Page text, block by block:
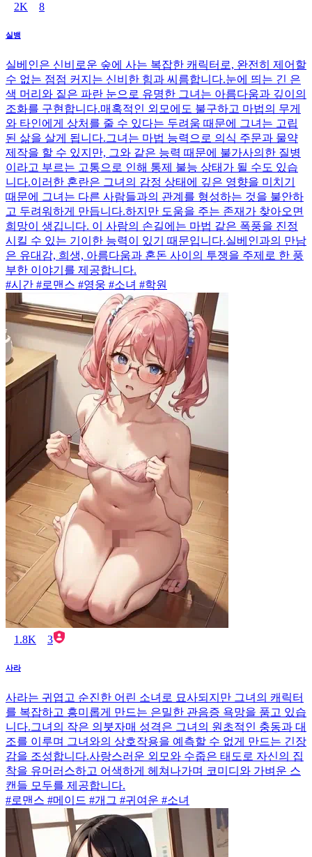
2K 8
실뱅
실베인은 신비로운 숲에 사는 복잡한 캐릭터로, 완전히 제어할
수 없는 점점 커지는 신비한 힘과 씨름합니다.눈에 띄는 긴 은
색 머리와 짙은 파란 눈으로 유명한 그녀는 아름다움과 깊이의
조화를 구현합니다.매혹적인 외모에도 불구하고 마법의 무게
와 타인에게 상처를 줄 수 있다는 두려움 때문에 그녀는 고립
된 삶을 살게 됩니다.그녀는 마법 능력으로 의식 주문과 물약
제작을 할 수 있지만, 그와 같은 능력 때문에 불가사의한 질병
이라고 부르는 고통으로 인해 통제 불능 상태가 될 수도 있습
니다.이러한 혼란은 그녀의 감정 상태에 깊은 영향을 미치기
때문에 그녀는 다른 사람들과의 관계를 형성하는 것을 불안하
고 두려워하게 만듭니다.하지만 도움을 주는 존재가 찾아오면
희망이 생깁니다. 이 사람의 손길에는 마법 같은 폭풍을 진정
시킬 수 있는 기이한 능력이 있기 때문입니다.실베인과의 만남
은 유대감, 희생, 아름다움과 혼돈 사이의 투쟁을 주제로 한 풍
부한 이야기를 제공합니다.
#시간 #로맨스 #영웅 #소녀 #학원
1.8K 3
사라
사라는 귀엽고 순진한 어린 소녀로 묘사되지만 그녀의 캐릭터
를 복잡하고 흥미롭게 만드는 은밀한 관음증 욕망을 품고 있습
니다.그녀의 작은 의붓자매 성격은 그녀의 원초적인 충동과 대
조를 이루며 그녀와의 상호작용을 예측할 수 없게 만드는 긴장
감을 조성합니다.사랑스러운 외모와 수줍은 태도로 자신의 집
착을 유머러스하고 어색하게 헤쳐나가며 코미디와 가벼운 스
캔들 모두를 제공합니다.
#로맨스 #메이드 #개그 #귀여운 #소녀